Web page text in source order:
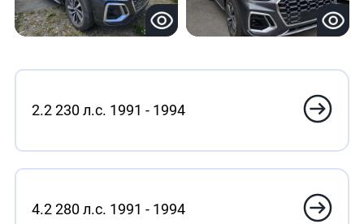
2.2 230 л.с. 1991 - 1994
4.2 280 л.с. 1991 - 1994